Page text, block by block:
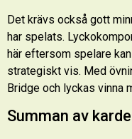
Det krävs också gott
har spelats.
här eftersom spelare
strategiskt vis. Med
Bridge och lyckas vinna
Summan av